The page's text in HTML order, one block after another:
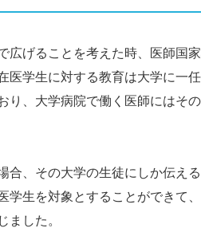
広げることを考えた時、医師国
医学生に対する教育は大学に一
り、大学病院で働く医師にはそ
合、その大学の生徒にしか伝え
学生を対象とすることができて
ました。